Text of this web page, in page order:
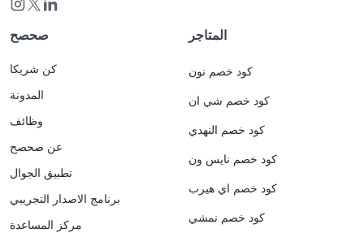
صحصح
كن شريكا
المدونة
وظائف
عن صحصح
تطبيق الجوال
برنامج الاصدار التجريبي
مركز المساعدة
المتاجر
كود خصم نون
كود خصم شي ان
كود خصم النهدي
كود خصم نايس ون
كود خصم اي هيرب
كود خصم نمشي